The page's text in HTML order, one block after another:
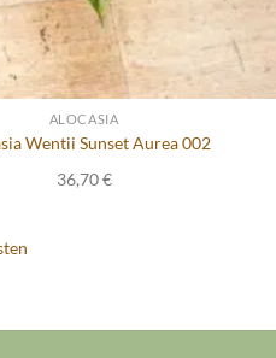
ALOCASIA
Wentii Sunset Aurea 002
36,70€